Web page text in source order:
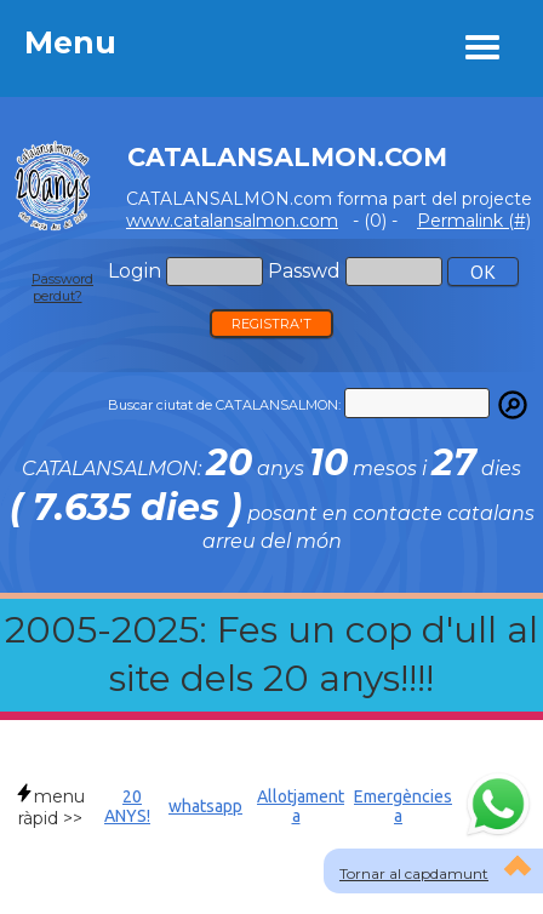
Menu
CATALANSALMON.COM
CATALANSALMON.com forma part del projecte
www.catalansalmon.com - (0) - Permalink (#)
Login Passwd
Password
perdut?
REGISTRA'T
Buscar ciutat de CATALANSALMON:
CATALANSALMON:20 anys 10 mesos i27 dies
( 7.635 dies ) posant en contacte catalans
arreu del món
2005-2025: Fes un cop d'ull al
site dels 20 anys!!!!
Menu
Tornar al capdamunt
menu
ràpid >>
20
ANYS!
whatsapp
Allotjament
a
Emergències
a